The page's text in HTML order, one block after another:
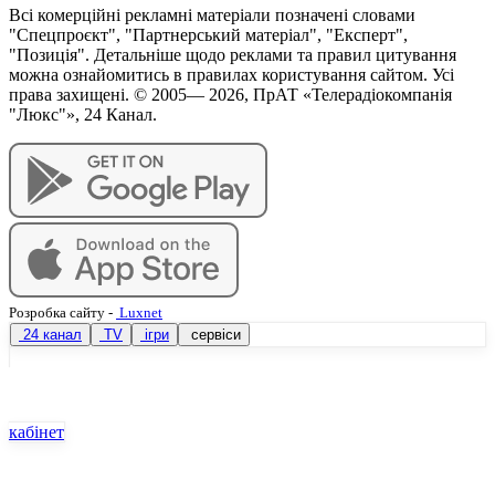
Всі комерційні рекламні матеріали позначені словами
"Спецпроєкт", "Партнерський матеріал", "Експерт",
"Позиція". Детальніше щодо реклами та правил цитування
можна ознайомитись в правилах користування сайтом. Усі
права захищені. © 2005— 2026, ПрАТ «Телерадіокомпанія
"Люкс"», 24 Канал.
Розробка сайту - Luxnet
24 канал
TV ігри сервіси
кабінет